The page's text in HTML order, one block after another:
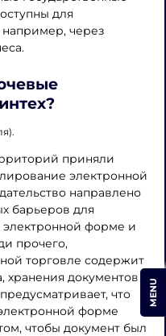
для
через
приняли
электронной
направлено
барьеров для
форме и
прочего,
торговле содержит
документов в
что
форме
чтобы документ был
MENU